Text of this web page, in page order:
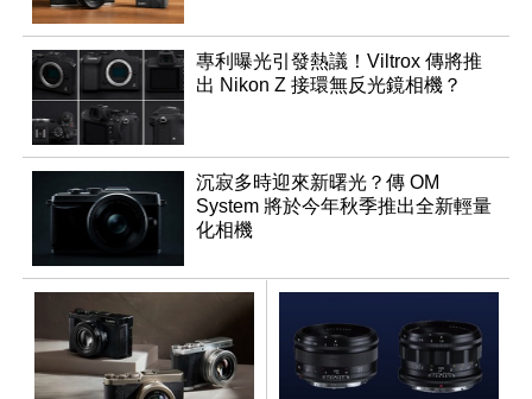
專利曝光引發熱議！Viltrox 傳將推
出 Nikon Z 接環無反光鏡相機？
沉寂多時迎來新曙光？傳 OM
System 將於今年秋季推出全新輕量
化相機